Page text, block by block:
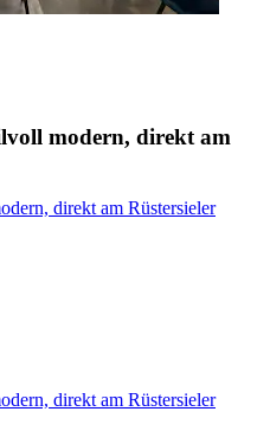
modern, direkt am
direkt am Rüstersieler
direkt am Rüstersieler